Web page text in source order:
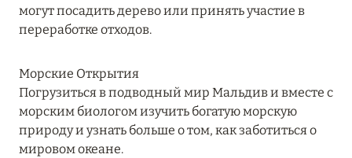
27 сентября 2024
HÔTEL BARRIÈRE LES NEIGES
Подробнее
27 сентября 2024
могут посадить дерево или принять участие в
переработке отходов.
Морские Открытия
Погрузиться в подводный мир Мальдив и вместе с
морским биологом изучить богатую морскую
природу и узнать больше о том, как заботиться о
мировом океане.